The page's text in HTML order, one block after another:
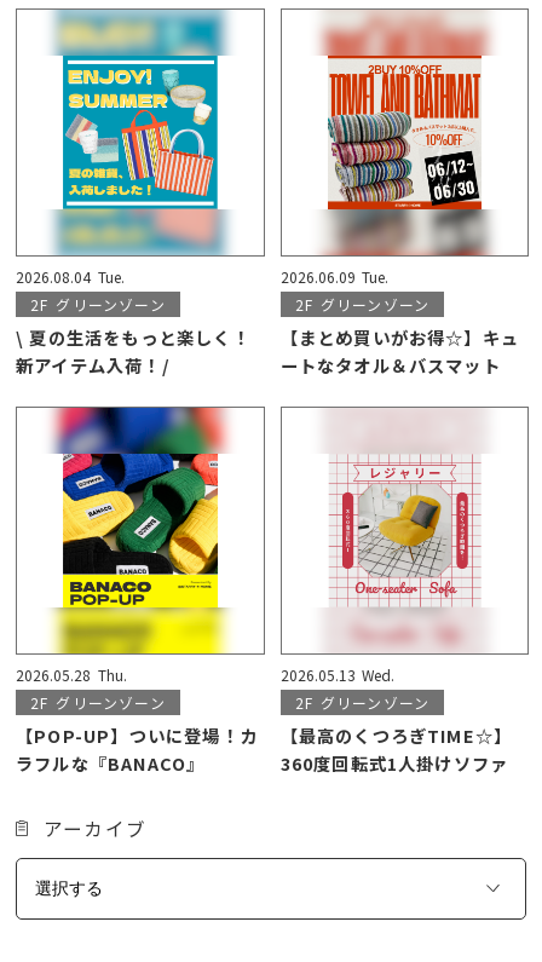
2026.08.04 Tue.
2F グリーンゾーン
\ 夏の生活をもっと楽しく！
新アイテム入荷！/
2026.06.09 Tue.
2F グリーンゾーン
【まとめ買いがお得☆】キュ
ートなタオル＆バスマット
2026.05.28 Thu.
2F グリーンゾーン
【POP-UP】ついに登場！カ
ラフルな『BANACO』
2026.05.13 Wed.
2F グリーンゾーン
【最高のくつろぎTIME☆】
360度回転式1人掛けソファ
アーカイブ